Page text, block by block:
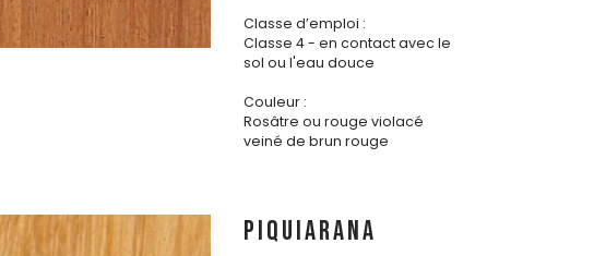
Classe d’emploi :
Classe 4 - en contact avec le
sol ou l'eau douce
Couleur :
Rosâtre ou rouge violacé
veiné de brun rouge
PIQUIARANA